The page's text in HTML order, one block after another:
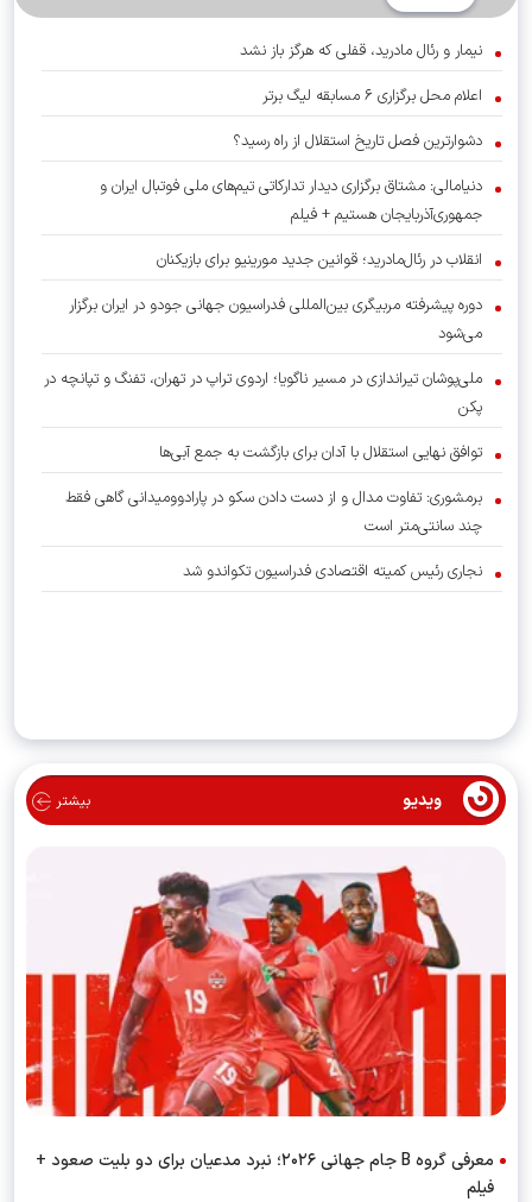
نیمار و رئال مادرید، قفلی که هرگز باز نشد
اعلام محل برگزاری ۶ مسابقه لیگ برتر
دشوارترین فصل تاریخ استقلال از راه رسید؟
دنیامالی: مشتاق برگزاری دیدار تدارکاتی تیم‌های ملی فوتبال ایران و
جمهوری‌آذربایجان هستیم + فیلم
انقلاب در رئال‌مادرید؛ قوانین جدید مورینیو برای بازیکنان
دوره پیشرفته مربیگری بین‌المللی فدراسیون جهانی جودو در ایران برگزار
می‌شود
ملی‌پوشان تیراندازی در مسیر ناگویا؛ اردوی تراپ در تهران، تفنگ و تپانچه در
پکن
توافق نهایی استقلال با آدان برای بازگشت به جمع آبی‌ها
برمشوری: تفاوت مدال و از دست دادن سکو در پارادوومیدانی گاهی فقط
چند سانتی‌متر است
نجاری رئیس کمیته اقتصادی فدراسیون تکواندو شد
ویدیو بیشتر
معرفی گروه B جام جهانی ۲۰۲۶؛ نبرد مدعیان برای دو بلیت صعود +
فیلم